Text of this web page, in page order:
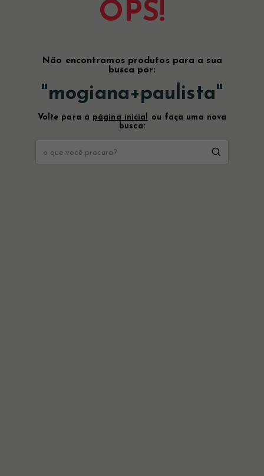
OPS!
Não encontramos produtos para a sua
busca por:
"mogiana+paulista"
Volte para a página inicial
ou faça uma nova
busca: